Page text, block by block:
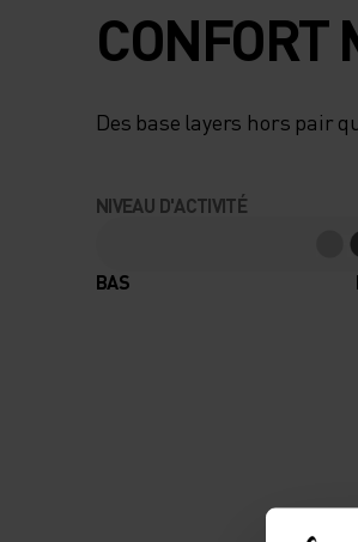
CONFORT
Des base layers hors pair
NIVEAU D'ACTIVITÉ
BAS